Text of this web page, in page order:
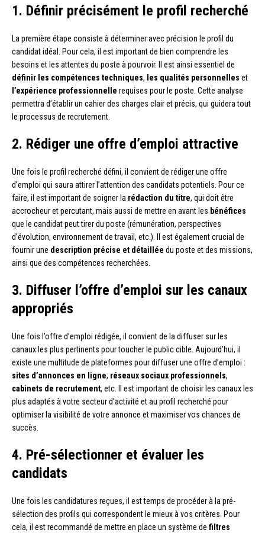
1. Définir précisément le profil recherché
La première étape consiste à déterminer avec précision le profil du
candidat idéal. Pour cela, il est important de bien comprendre les
besoins et les attentes du poste à pourvoir. Il est ainsi essentiel de
définir les compétences techniques, les qualités personnelles et
l’expérience professionnelle requises pour le poste. Cette analyse
permettra d’établir un cahier des charges clair et précis, qui guidera tout
le processus de recrutement.
2. Rédiger une offre d’emploi attractive
Une fois le profil recherché défini, il convient de rédiger une offre
d’emploi qui saura attirer l’attention des candidats potentiels. Pour ce
faire, il est important de soigner la rédaction du titre, qui doit être
accrocheur et percutant, mais aussi de mettre en avant les bénéfices
que le candidat peut tirer du poste (rémunération, perspectives
d’évolution, environnement de travail, etc.). Il est également crucial de
fournir une description précise et détaillée du poste et des missions,
ainsi que des compétences recherchées.
3. Diffuser l’offre d’emploi sur les canaux
appropriés
Une fois l’offre d’emploi rédigée, il convient de la diffuser sur les
canaux les plus pertinents pour toucher le public cible. Aujourd’hui, il
existe une multitude de plateformes pour diffuser une offre d’emploi :
sites d’annonces en ligne, réseaux sociaux professionnels,
cabinets de recrutement, etc. Il est important de choisir les canaux les
plus adaptés à votre secteur d’activité et au profil recherché pour
optimiser la visibilité de votre annonce et maximiser vos chances de
succès.
4. Pré-sélectionner et évaluer les
candidats
Une fois les candidatures reçues, il est temps de procéder à la pré-
sélection des profils qui correspondent le mieux à vos critères. Pour
cela, il est recommandé de mettre en place un système de filtres